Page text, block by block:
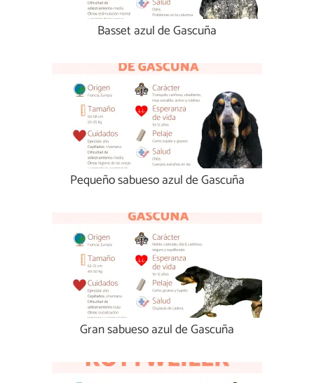
Basset azul de Gascuña
Pequeño sabueso azul de Gascuña
Gran sabueso azul de Gascuña